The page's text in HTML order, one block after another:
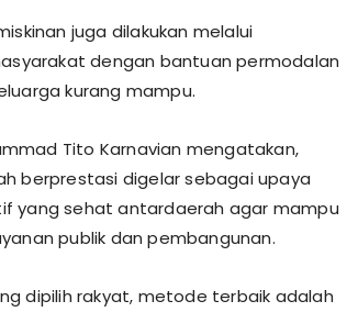
juga dilakukan melalui
dengan bantuan permodalan
kurang mampu.
Tito Karnavian mengatakan,
berprestasi digelar sebagai upaya
yang sehat antardaerah agar mampu
publik dan pembangunan.
dipilih rakyat, metode terbaik adalah